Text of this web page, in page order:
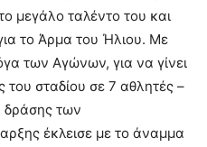
μεγάλο ταλέντο του και
το Άρμα του Ήλιου. Με
των Αγώνων, για να γίνει
σταδίου σε 7 αθλητές –
των
έκλεισε με το άναμμα